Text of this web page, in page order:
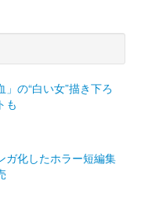
の“白い女”描き下ろ
も
ガ化したホラー短編集